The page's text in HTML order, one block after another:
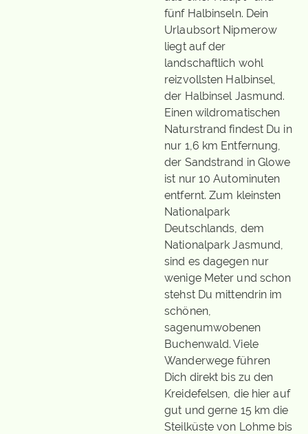
fünf Halbinseln. Dein
Urlaubsort Nipmerow
liegt auf der
landschaftlich wohl
reizvollsten Halbinsel,
der Halbinsel Jasmund.
Einen wildromatischen
Naturstrand findest Du in
nur 1,6 km Entfernung,
der Sandstrand in Glowe
ist nur 10 Autominuten
entfernt. Zum kleinsten
Nationalpark
Deutschlands, dem
Nationalpark Jasmund,
sind es dagegen nur
wenige Meter und schon
stehst Du mittendrin im
schönen,
sagenumwobenen
Buchenwald. Viele
Wanderwege führen
Dich direkt bis zu den
Kreidefelsen, die hier auf
gut und gerne 15 km die
Steilküste von Lohme bis